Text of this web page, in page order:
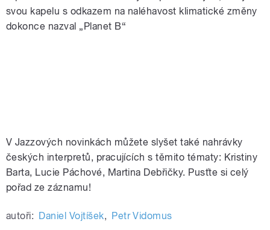
svou kapelu s odkazem na naléhavost klimatické změny
dokonce nazval „Planet B“
V Jazzových novinkách můžete slyšet také nahrávky
českých interpretů, pracujících s těmito tématy: Kristiny
Barta, Lucie Páchové, Martina Debřičky. Pusťte si celý
pořad ze záznamu!
autoři: Daniel Vojtíšek, Petr Vidomus